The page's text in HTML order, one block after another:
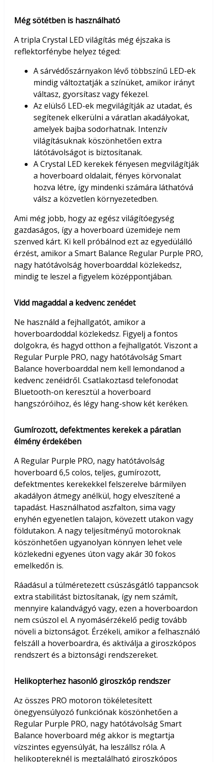
Még sötétben is használható
A tripla Crystal LED világítás még éjszaka is
reflektorfénybe helyez téged:
A sárvédőszárnyakon lévő többszínű LED-ek
mindig változtatják a színüket, amikor irányt
váltasz, gyorsítasz vagy fékezel.
Az elülső LED-ek megvilágítják az utadat, és
segítenek elkerülni a váratlan akadályokat,
amelyek bajba sodorhatnak. Intenzív
világításuknak köszönhetően extra
látótávolságot is biztosítanak.
A Crystal LED kerekek fényesen megvilágítják
a hoverboard oldalait, fényes körvonalat
hozva létre, így mindenki számára láthatóvá
válsz a közvetlen környezetedben.
Ami még jobb, hogy az egész világítóegység
gazdaságos, így a hoverboard üzemideje nem
szenved kárt. Ki kell próbálnod ezt az egyedülálló
érzést, amikor a Smart Balance Regular Purple PRO,
nagy hatótávolság hoverboarddal közlekedsz,
mindig te leszel a figyelem középpontjában.
Vidd magaddal a kedvenc zenédet
Ne használd a fejhallgatót, amikor a
hoverboardoddal közlekedsz. Figyelj a fontos
dolgokra, és hagyd otthon a fejhallgatót. Viszont a
Regular Purple PRO, nagy hatótávolság Smart
Balance hoverboarddal nem kell lemondanod a
kedvenc zenéidről. Csatlakoztasd telefonodat
Bluetooth-on keresztül a hoverboard
hangszóróihoz, és légy hang-show két keréken.
Gumírozott, defektmentes kerekek a páratlan
élmény érdekében
A Regular Purple PRO, nagy hatótávolság
hoverboard 6,5 colos, teljes, gumírozott,
defektmentes kerekekkel felszerelve bármilyen
akadályon átmegy anélkül, hogy elveszítené a
tapadást. Használhatod aszfalton, sima vagy
enyhén egyenetlen talajon, kövezett utakon vagy
földutakon. A nagy teljesítményű motoroknak
köszönhetően ugyanolyan könnyen lehet vele
közlekedni egyenes úton vagy akár 30 fokos
emelkedőn is.
Ráadásul a túlméretezett csúszásgátló tappancsok
extra stabilitást biztosítanak, így nem számít,
mennyire kalandvágyó vagy, ezen a hoverboardon
nem csúszol el. A nyomásérzékelő pedig tovább
növeli a biztonságot. Érzékeli, amikor a felhasználó
felszáll a hoverboardra, és aktiválja a giroszkópos
rendszert és a biztonsági rendszereket.
Helikopterhez hasonló giroszkóp rendszer
Az összes PRO motoron tökéletesített
önegyensúlyozó funkciónak köszönhetően a
Regular Purple PRO, nagy hatótávolság Smart
Balance hoverboard még akkor is megtartja
vízszintes egyensúlyát, ha leszállsz róla. A
helikoptereknél is megtalálható giroszkópos